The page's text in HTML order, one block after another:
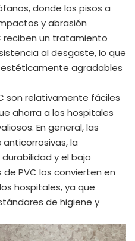
donde los pisos a
y abrasión
reciben un tratamiento
al desgaste, lo que
agradables
son relativamente fáciles
ahorra a los hospitales
En general, las
la
y el bajo
PVC los convierten en
hospitales, ya que
de higiene y